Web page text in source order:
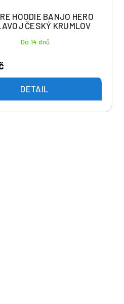
HOODIE BANJO HERO
ČESKÝ KRUMLOV
Do 14 dnů
DETAIL